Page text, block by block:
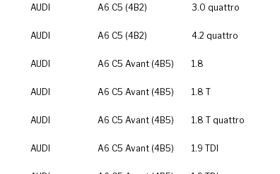
AUDI
A6 C5 (4B2) 3.0 quattro
AUDI
A6 C5 (4B2) 4.2 quattro
AUDI
A6 C5 Avant (4B5) 1.8
AUDI
A6 C5 Avant (4B5) 1.8 T
AUDI
A6 C5 Avant (4B5) 1.8 T quattro
AUDI
A6 C5 Avant (4B5) 1.9 TDI